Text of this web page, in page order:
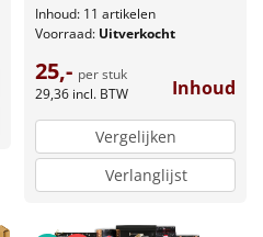
Inhoud: 11 artikelen
Voorraad: Uitverkocht
25,- per stuk
29,36 incl. BTW Inhoud
Vergelijken
Verlanglijst